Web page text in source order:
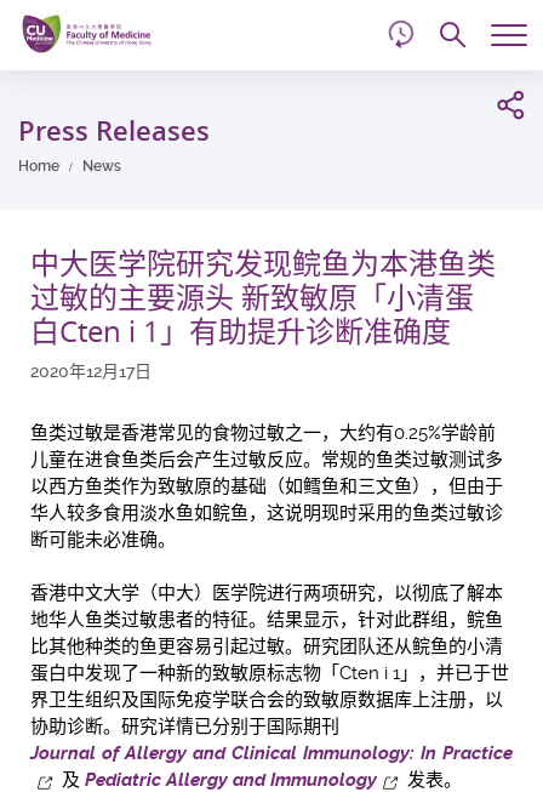
Skip
main
content
Press Releases
Home News
中大医学院研究发现鲩鱼为本港鱼类
过敏的主要源头 新致敏原「小清蛋
白Cten i 1」有助提升诊断准确度
2020年12月17日
鱼类过敏是香港常见的食物过敏之一，大约有0.25%学龄前
儿童在进食鱼类后会产生过敏反应。常规的鱼类过敏测试多
以西方鱼类作为致敏原的基础（如鳕鱼和三文鱼），但由于
华人较多食用淡水鱼如鲩鱼，这说明现时采用的鱼类过敏诊
断可能未必准确。
香港中文大学（中大）医学院进行两项研究，以彻底了解本
地华人鱼类过敏患者的特征。结果显示，针对此群组，鲩鱼
比其他种类的鱼更容易引起过敏。研究团队还从鲩鱼的小清
蛋白中发现了一种新的致敏原标志物「Cten i 1」，并已于世
界卫生组织及国际免疫学联合会的致敏原数据库上注册，以
协助诊断。研究详情已分别于国际期刊
Journal of Allergy and Clinical Immunology: In Practice
及 Pediatric Allergy and Immunology 发表。